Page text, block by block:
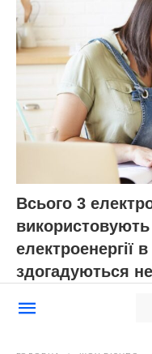
Всього 3
електроенергії
здогадуються не